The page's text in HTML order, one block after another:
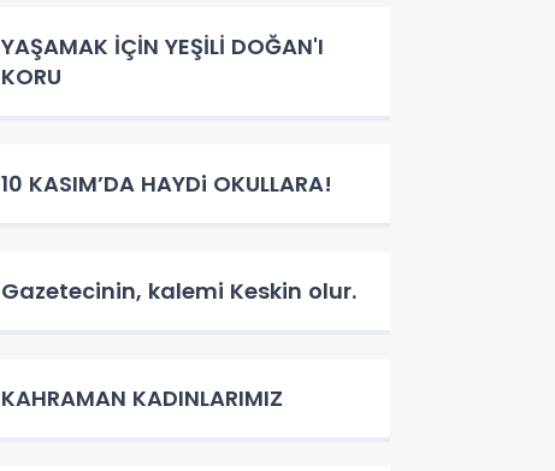
YAŞAMAK İÇİN YEŞİLİ DOĞAN'I
KORU
10 KASIM’DA HAYDi OKULLARA!
Gazetecinin, kalemi Keskin olur.
KAHRAMAN KADINLARIMIZ